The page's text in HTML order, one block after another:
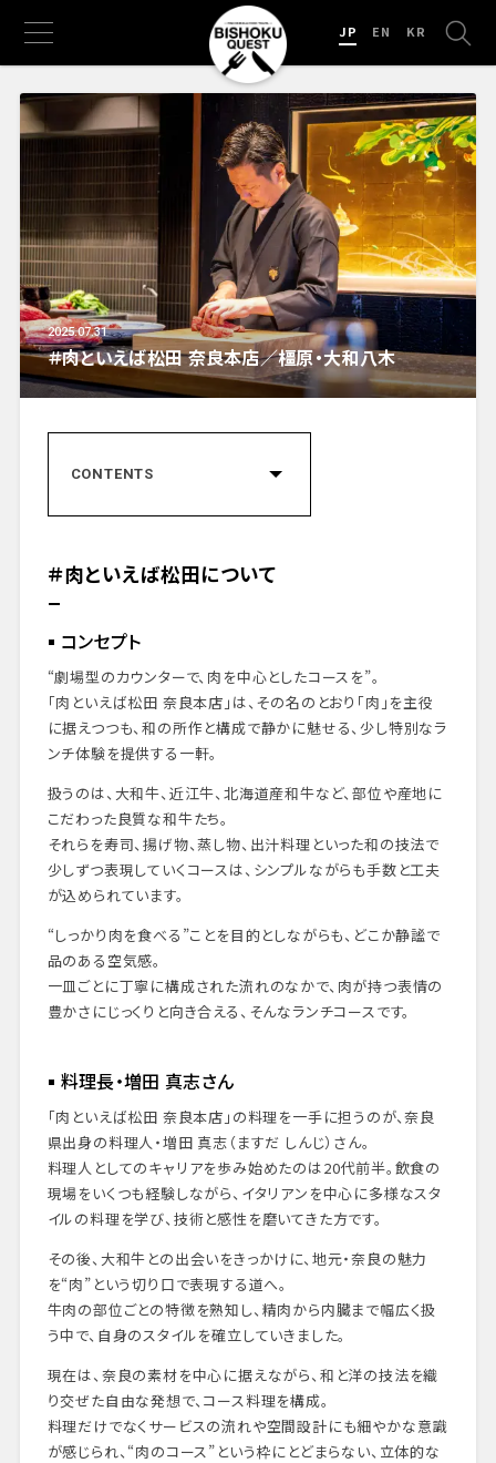
EN
JP KR
2025.07.31
＃肉といえば松田 奈良本店／橿原・大和八木
CONTENTS
レストランの評価
外観 ・ エントランス
ダイニングスペース
メニュープレゼンテーション
実際に味わった料理
デザート & フィナーレ
予約とアクセス情報
＃肉といえば松田について
コンセプト
“劇場型のカウンターで、肉を中心としたコースを”。
「肉といえば松田 奈良本店」は、その名のとおり「肉」を主役
に据えつつも、和の所作と構成で静かに魅せる、少し特別なラ
ンチ体験を提供する一軒。
扱うのは、大和牛、近江牛、北海道産和牛など、部位や産地に
こだわった良質な和牛たち。
それらを寿司、揚げ物、蒸し物、出汁料理といった和の技法で
少しずつ表現していくコースは、シンプルながらも手数と工夫
が込められています。
“しっかり肉を食べる”ことを目的としながらも、どこか静謐で
品のある空気感。
一皿ごとに丁寧に構成された流れのなかで、肉が持つ表情の
豊かさにじっくりと向き合える、そんなランチコースです。
料理長・増田 真志さん
「肉といえば松田 奈良本店」の料理を一手に担うのが、奈良
県出身の料理人・増田 真志（ますだ しんじ）さん。
料理人としてのキャリアを歩み始めたのは20代前半。飲食の
現場をいくつも経験しながら、イタリアンを中心に多様なスタ
イルの料理を学び、技術と感性を磨いてきた方です。
その後、大和牛との出会いをきっかけに、地元・奈良の魅力
を“肉”という切り口で表現する道へ。
牛肉の部位ごとの特徴を熟知し、精肉から内臓まで幅広く扱
う中で、自身のスタイルを確立していきました。
現在は、奈良の素材を中心に据えながら、和と洋の技法を織
り交ぜた自由な発想で、コース料理を構成。
料理だけでなくサービスの流れや空間設計にも細やかな意識
が感じられ、“肉のコース”という枠にとどまらない、立体的な